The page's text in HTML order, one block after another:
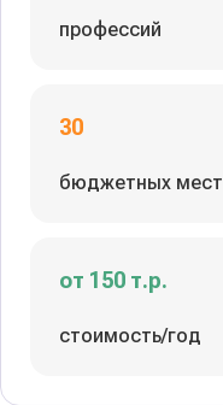
профессий
30
бюджетных мест
от 150 т.р.
стоимость/год